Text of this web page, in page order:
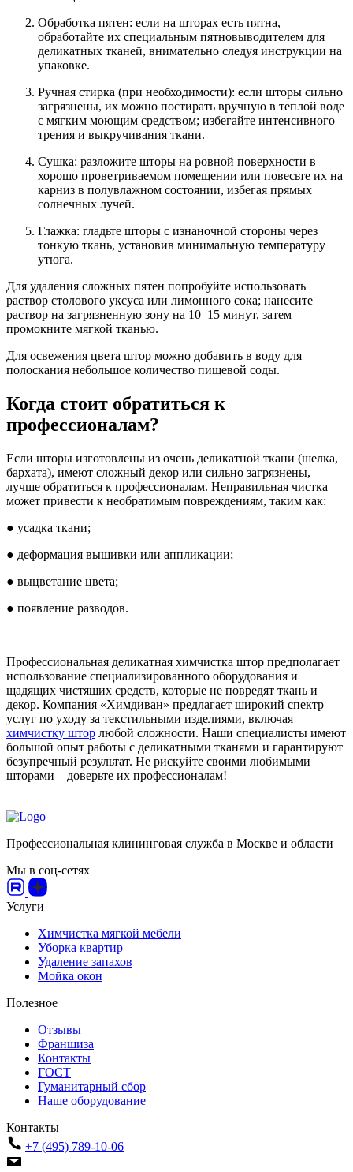
Обработка пятен: если на шторах есть пятна,
обработайте их специальным пятновыводителем для
деликатных тканей, внимательно следуя инструкции на
упаковке.
Ручная стирка (при необходимости): если шторы сильно
загрязнены, их можно постирать вручную в теплой воде
с мягким моющим средством; избегайте интенсивного
трения и выкручивания ткани.
Сушка: разложите шторы на ровной поверхности в
хорошо проветриваемом помещении или повесьте их на
карниз в полувлажном состоянии, избегая прямых
солнечных лучей.
Глажка: гладьте шторы с изнаночной стороны через
тонкую ткань, установив минимальную температуру
утюга.
Для удаления сложных пятен попробуйте использовать
раствор столового уксуса или лимонного сока; нанесите
раствор на загрязненную зону на 10–15 минут, затем
промокните мягкой тканью.
Для освежения цвета штор можно добавить в воду для
полоскания небольшое количество пищевой соды.
Когда стоит обратиться к
профессионалам?
Если шторы изготовлены из очень деликатной ткани (шелка,
бархата), имеют сложный декор или сильно загрязнены,
лучше обратиться к профессионалам. Неправильная чистка
может привести к необратимым повреждениям, таким как:
● усадка ткани;
● деформация вышивки или аппликации;
● выцветание цвета;
● появление разводов.
Профессиональная деликатная химчистка штор предполагает
использование специализированного оборудования и
щадящих чистящих средств, которые не повредят ткань и
декор. Компания «Химдиван» предлагает широкий спектр
услуг по уходу за текстильными изделиями, включая
химчистку штор любой сложности. Наши специалисты имеют
большой опыт работы с деликатными тканями и гарантируют
безупречный результат. Не рискуйте своими любимыми
шторами – доверьте их профессионалам!
Профессиональная клининговая служба в Москве и области
Мы в соц-сетях
Услуги
Химчистка мягкой мебели
Уборка квартир
Удаление запахов
Мойка окон
Полезное
Отзывы
Франшиза
Контакты
ГОСТ
Гуманитарный сбор
Наше оборудование
Контакты
+7 (495) 789-10-06